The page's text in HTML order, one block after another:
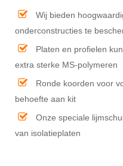
Wij bieden
onderconstructies te
Platen en profielen
extra sterke MS-polymeren
Ronde koorden voor
behoefte aan kit
Onze speciale
van isolatieplaten